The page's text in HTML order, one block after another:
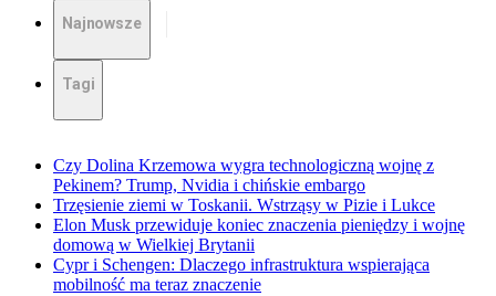
Najnowsze
Tagi
Czy Dolina Krzemowa wygra technologiczną wojnę z
Pekinem? Trump, Nvidia i chińskie embargo
Trzęsienie ziemi w Toskanii. Wstrząsy w Pizie i Lukce
Elon Musk przewiduje koniec znaczenia pieniędzy i wojnę
domową w Wielkiej Brytanii
Cypr i Schengen: Dlaczego infrastruktura wspierająca
mobilność ma teraz znaczenie